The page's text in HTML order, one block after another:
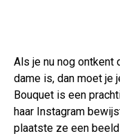
Als je nu nog ontkent
dame is, dan moet je
Bouquet is een
haar Instagram
plaatste ze een